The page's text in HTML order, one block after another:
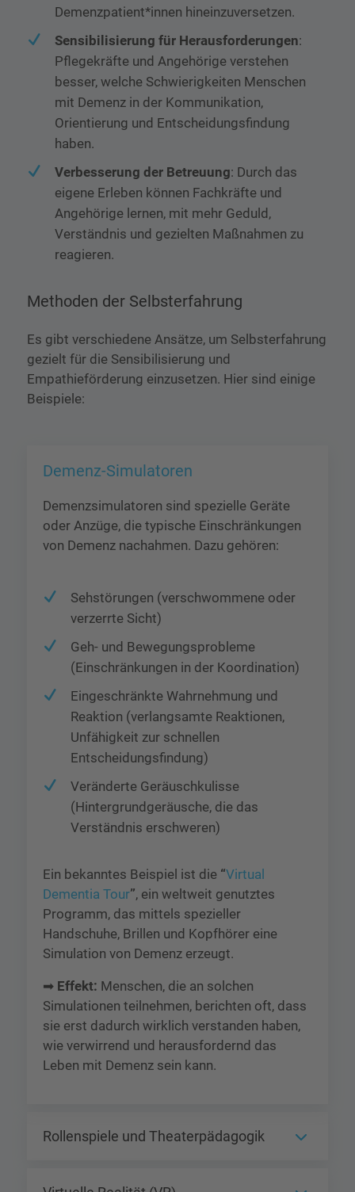
Demenzpatient*innen hineinzuversetzen.
Sensibilisierung für Herausforderungen:
Pflegekräfte und Angehörige verstehen
besser, welche Schwierigkeiten Menschen
mit Demenz in der Kommunikation,
Orientierung und Entscheidungsfindung
haben.
Verbesserung der Betreuung: Durch das
eigene Erleben können Fachkräfte und
Angehörige lernen, mit mehr Geduld,
Verständnis und gezielten Maßnahmen zu
reagieren.
Methoden der Selbsterfahrung
Es gibt verschiedene Ansätze, um Selbsterfahrung
gezielt für die Sensibilisierung und
Empathieförderung einzusetzen. Hier sind einige
Beispiele:
Demenz-Simulatoren
Demenzsimulatoren sind spezielle Geräte
oder Anzüge, die typische Einschränkungen
von Demenz nachahmen. Dazu gehören:
Sehstörungen (verschwommene oder
verzerrte Sicht)
Geh- und Bewegungsprobleme
(Einschränkungen in der Koordination)
Eingeschränkte Wahrnehmung und
Reaktion (verlangsamte Reaktionen,
Unfähigkeit zur schnellen
Entscheidungsfindung)
Veränderte Geräuschkulisse
(Hintergrundgeräusche, die das
Verständnis erschweren)
Ein bekanntes Beispiel ist die “Virtual
Dementia Tour”, ein weltweit genutztes
Programm, das mittels spezieller
Handschuhe, Brillen und Kopfhörer eine
Simulation von Demenz erzeugt.
➡ Effekt: Menschen, die an solchen
Simulationen teilnehmen, berichten oft, dass
sie erst dadurch wirklich verstanden haben,
wie verwirrend und herausfordernd das
Leben mit Demenz sein kann.
Rollenspiele und Theaterpädagogik